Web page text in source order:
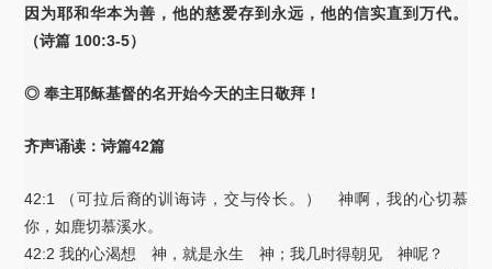
因为耶和华本为善，他的慈爱存到永远，他的信实直到万代。
（诗篇 100:3-5）
◎ 奉主耶稣基督的名开始今天的主日敬拜！
齐声诵读：诗篇42篇
42:1 （可拉后裔的训诲诗，交与伶长。） 神啊，我的心切慕
你，如鹿切慕溪水。
42:2 我的心渴想 神，就是永生 神；我几时得朝见 神呢？